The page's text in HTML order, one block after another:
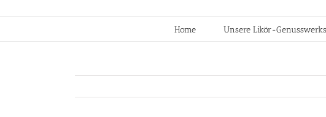
Home Unsere Likör-